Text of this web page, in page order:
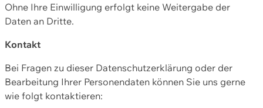
Ohne Ihre Einwilligung erfolgt keine Weitergabe der
Daten an Dritte.
Kontakt
Bei Fragen zu dieser Datenschutzerklärung oder der
Bearbeitung Ihrer Personendaten können Sie uns gerne
wie folgt kontaktieren: